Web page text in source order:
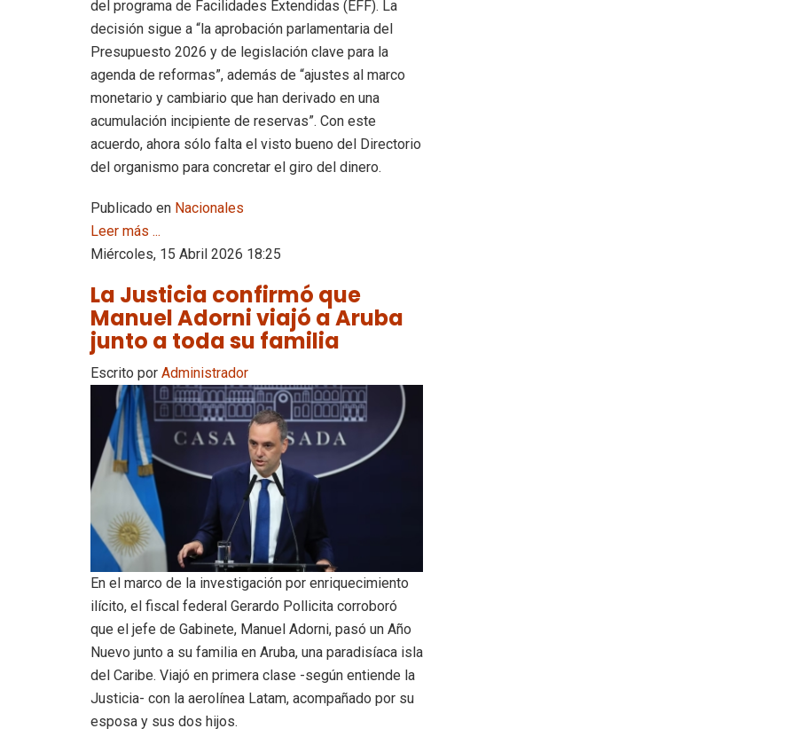
del programa de Facilidades Extendidas (EFF). La
decisión sigue a “la aprobación parlamentaria del
Presupuesto 2026 y de legislación clave para la
agenda de reformas”, además de “ajustes al marco
monetario y cambiario que han derivado en una
acumulación incipiente de reservas”. Con este
acuerdo, ahora sólo falta el visto bueno del Directorio
del organismo para concretar el giro del dinero.
Publicado en Nacionales
Leer más ...
Miércoles, 15 Abril 2026 18:25
La Justicia confirmó que
Manuel Adorni viajó a Aruba
junto a toda su familia
Escrito por Administrador
En el marco de la investigación por enriquecimiento
ilícito, el fiscal federal Gerardo Pollicita corroboró
que el jefe de Gabinete, Manuel Adorni, pasó un Año
Nuevo junto a su familia en Aruba, una paradisíaca isla
del Caribe. Viajó en primera clase -según entiende la
Justicia- con la aerolínea Latam, acompañado por su
esposa y sus dos hijos.